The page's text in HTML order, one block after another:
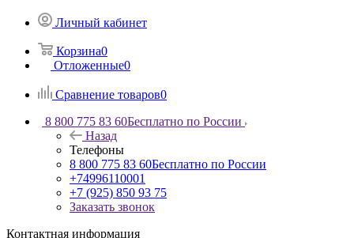
Личный кабинет
Корзина0
Отложенные0
Сравнение товаров0
8 800 775 83 60Бесплатно по России
Назад
Телефоны
8 800 775 83 60Бесплатно по России
+74996110001
+7 (925) 850 93 75
Заказать звонок
Контактная информация